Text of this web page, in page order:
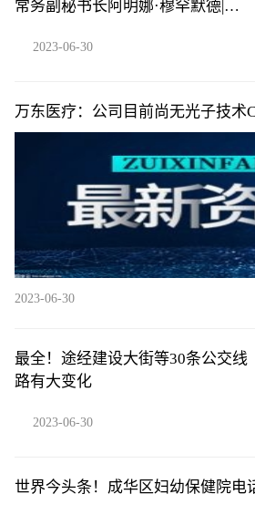
常务副秘书长阿明娜·穆罕默德|天
2023-06-30
万东医疗：公司目前尚无光子技术
2023-06-30
最全！途经建设大街等30条公交线
路有大变化
2023-06-30
世界今头条！成华区妇幼保健院电